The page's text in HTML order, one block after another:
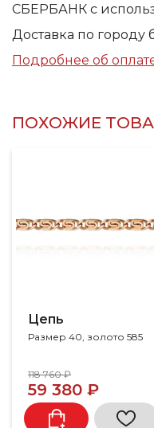
СБЕРБАНК с
Доставка по городу
Подробнее об
ПОХОЖИЕ
Цепь
Размер 40, золото 585
118 760 ₽
59 380 ₽